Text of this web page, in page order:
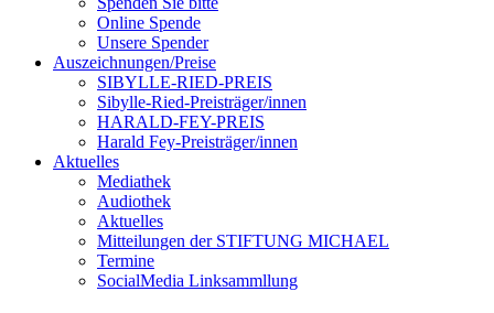
Online Spende
Unsere Spender
Auszeichnungen/Preise
SIBYLLE-RIED-PREIS
Sibylle-Ried-Preisträger/innen
HARALD-FEY-PREIS
Harald Fey-Preisträger/innen
Aktuelles
Mediathek
Audiothek
Aktuelles
Mitteilungen der STIFTUNG MICHAEL
Termine
SocialMedia Linksammllung